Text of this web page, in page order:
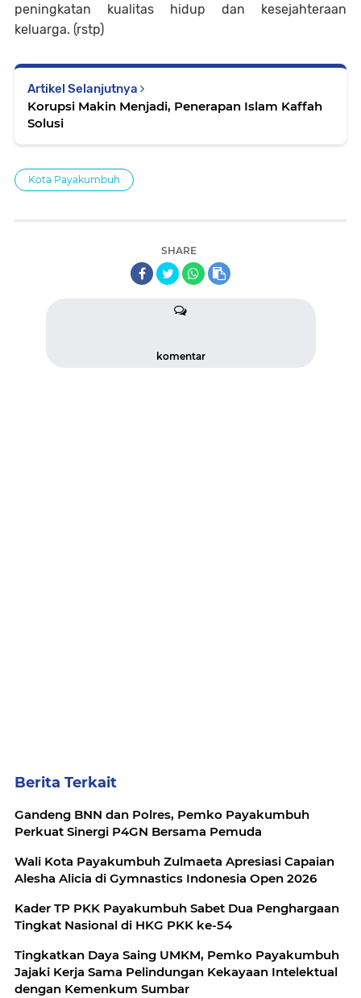
peningkatan kualitas hidup dan kesejahteraan
keluarga. (rstp)
Artikel Selanjutnya
Korupsi Makin Menjadi, Penerapan Islam Kaffah
Solusi
Kota Payakumbuh
SHARE
komentar
Berita Terkait
Gandeng BNN dan Polres, Pemko Payakumbuh
Perkuat Sinergi P4GN Bersama Pemuda
Wali Kota Payakumbuh Zulmaeta Apresiasi Capaian
Alesha Alicia di Gymnastics Indonesia Open 2026
Kader TP PKK Payakumbuh Sabet Dua Penghargaan
Tingkat Nasional di HKG PKK ke-54
Tingkatkan Daya Saing UMKM, Pemko Payakumbuh
Jajaki Kerja Sama Pelindungan Kekayaan Intelektual
dengan Kemenkum Sumbar